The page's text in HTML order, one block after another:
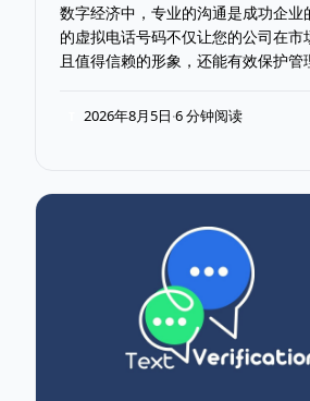
数字经济中，专业的沟通是成功企业
的虚拟电话号码不仅让您的公司在市
且值得信赖的形象，还能有效保护管
2026年8月5日·6 分钟阅读